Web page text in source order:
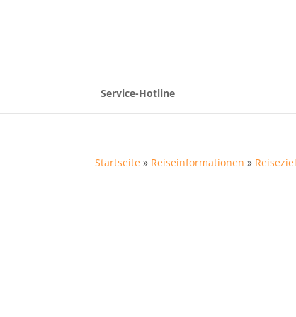
Service-Hotline
Startseite » Reiseinformationen »